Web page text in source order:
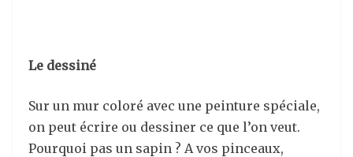
Le dessiné
Sur un mur coloré avec une peinture spéciale,
on peut écrire ou dessiner ce que l’on veut.
Pourquoi pas un sapin ? A vos pinceaux,